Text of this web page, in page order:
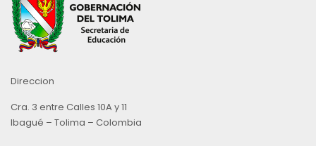
Direccion
Cra. 3 entre Calles 10A y 11
Ibagué – Tolima – Colombia